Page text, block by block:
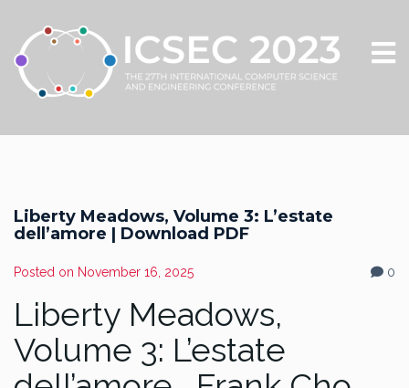
Liberty Meadows, Volume 3: L’estate
dell’amore | Download PDF
Posted on November 16, 2025 0
Liberty Meadows,
Volume 3: L’estate